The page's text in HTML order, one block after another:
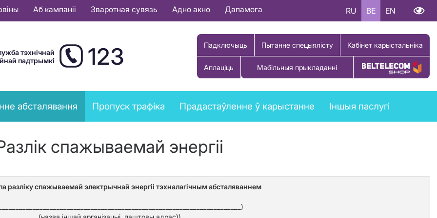
Аб кампаніі Зваротная сувязь Адно акно Дапамога RU BE EN
тэхнічнай
падтрымкі
123 Падключыць Пытанне спецыялісту Кабінет карыстальніка
Аплаціць Мабільныя прыкладанні Купіць тавар
абсталявання Пропуск трафіка Прадастаўленне ў карыстанне Іншыя паслугі
спажываемай энергіі
разліку спажываемай электрычнай энергіі тэхналагічным абсталяваннем